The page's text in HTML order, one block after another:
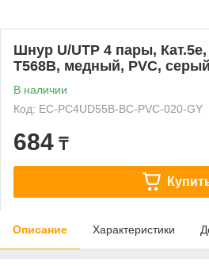
Шнур U/UTP 4 пары, Кат.5e,
T568B, медный, PVC,
В наличии
Код: EC-PC4UD55B-BC-PVC-020-GY
684 ₸
Описание Характеристики